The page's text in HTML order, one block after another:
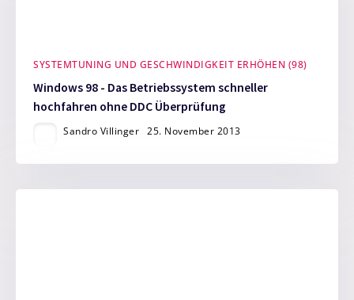
SYSTEMTUNING UND GESCHWINDIGKEIT ERHÖHEN (98)
Windows 98 - Das Betriebssystem schneller
hochfahren ohne DDC Überprüfung
Sandro Villinger 25. November 2013